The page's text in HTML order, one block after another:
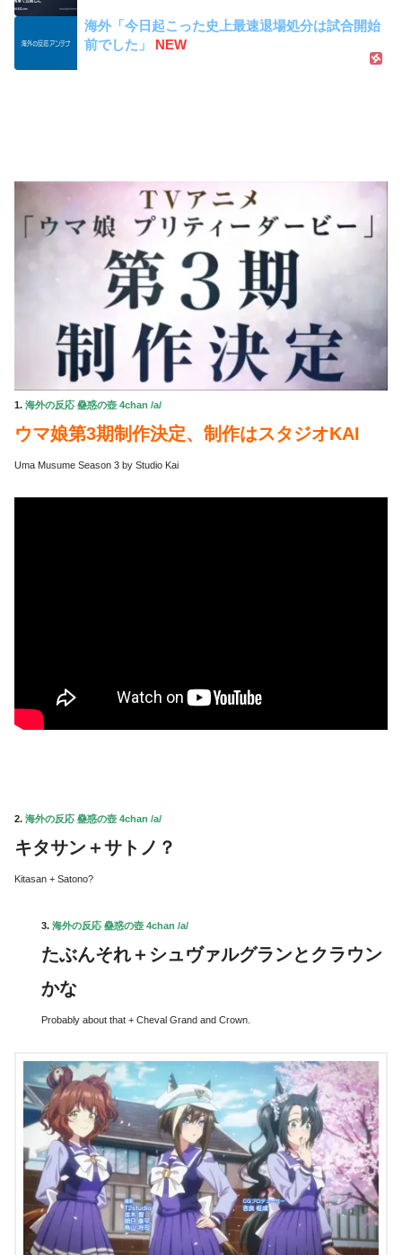
海外「今日起こった史上最速退場処分は試合開始
前でした」
NEW
1. 海外の反応 蠱惑の壺 4chan /a/
ウマ娘第3期制作決定、制作はスタジオKAI
Uma Musume Season 3 by Studio Kai
2. 海外の反応 蠱惑の壺 4chan /a/
キタサン＋サトノ？
Kitasan + Satono?
3. 海外の反応 蠱惑の壺 4chan /a/
たぶんそれ＋シュヴァルグランとクラウン
かな
Probably about that + Cheval Grand and Crown.